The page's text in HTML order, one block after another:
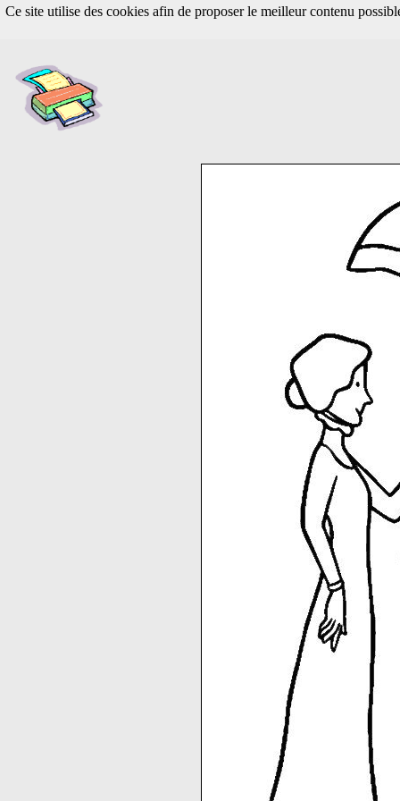
Ce site utilise des cookies afin de proposer le meilleur contenu